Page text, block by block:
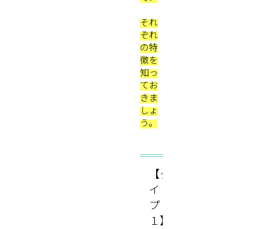
それ
ぞれ
の特
徴を
知っ
てお
きま
しょ
う。
【タ
イ
プ
１】